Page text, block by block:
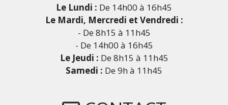
Le Lundi : De 14h00 à 16h45
Le Mardi, Mercredi et Vendredi :
- De 8h15 à 11h45
- De 14h00 à 16h45
Le Jeudi : De 8h15 à 11h45
Samedi : De 9h à 11h45